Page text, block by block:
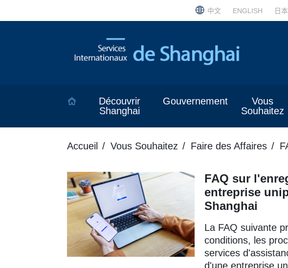
中文 ENGLISH 日
Découvrir
Shanghai
Gouvernement
Vous
Souhaitez
Accueil Vous Souhaitez Faire des Affaires
FAQ sur
entreprise
Shanghai
La FAQ suivante
conditions, les
services
d'une entreprise